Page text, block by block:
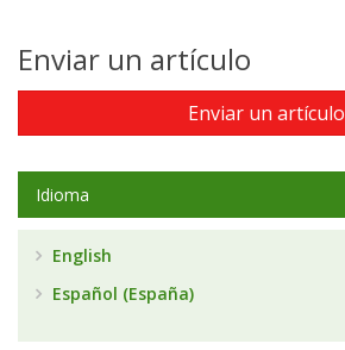
Enviar un artículo
Enviar un artículo
Idioma
English
Español (España)